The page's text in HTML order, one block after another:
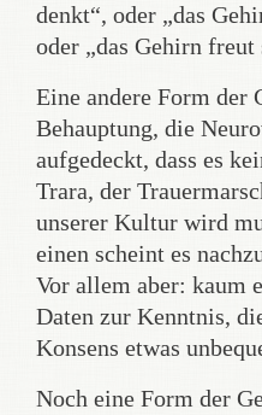
denkt“, oder „das
oder „das Gehirn freut
Eine andere Form
Behauptung, die
aufgedeckt, dass es
Trara, der
unserer Kultur wird
einen scheint es
Vor allem aber: kaum
Daten zur Kenntnis,
Konsens etwas
Noch eine Form der